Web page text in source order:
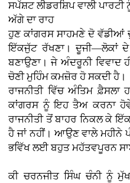
ਸਪੱਸ਼ਟ ਲੀਡਰਸ਼ਿਪ ਵਾਲੀ ਪਾਰਟੀ
ਅੱਗੇ ਦਾ ਰਾਹ
ਹੁਣ ਕਾਂਗਰਸ ਸਾਹਮਣੇ ਦੋ
ਇੱਕਜੁੱਟ ਰੱਖਣਾ। ਦੂਜੀ—ਲੋਕਾਂ
ਬਣਾਉਣਾ। ਜੇ ਅੰਦਰੂਨੀ ਵਿਵਾਦ
ਚੋਣੀ ਮੁਹਿੰਮ ਕਮਜ਼ੋਰ ਹੋ ਸਕਦੀ ਹੈ।
ਰਾਜਨੀਤੀ ਵਿੱਚ ਅੰਤਿਮ
ਕਾਂਗਰਸ ਨੂੰ ਇਹ ਤੈਅ ਕਰਨਾ
ਰਾਜਨੀਤੀ ਤੋਂ ਬਾਹਰ ਨਿਕਲ ਕੇ
ਹੈ ਜਾਂ ਨਹੀਂ। ਆਉਣ ਵਾਲੇ ਮਹੀਨੇ
ਭਵਿੱਖ ਲਈ ਬਹੁਤ ਮਹੱਤਵਪੂਰਨ
ਕੀ ਚਰਨਜੀਤ ਸਿੰਘ ਚੰਨੀ ਨੂੰ